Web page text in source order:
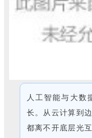
人工智能与大数
长。从云计算到
都离不开底层光